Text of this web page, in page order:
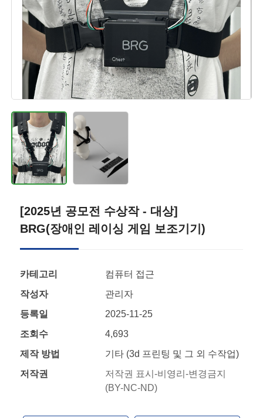
[2025년 공모전 수상작 - 대상]
BRG(장애인 레이싱 게임 보조기기)
카테고리
컴퓨터 접근
작성자
관리자
등록일
2025-11-25
조회수
4,693
제작 방법
기타 (3d 프린팅 및 그 외 수작업)
저작권
저작권 표시-비영리-변경금지
(BY-NC-ND)